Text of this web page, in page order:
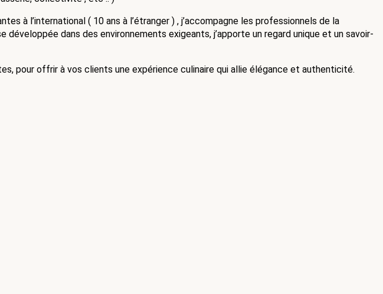
à l’international ( 10 ans à l’étranger ) , j’accompagne les professionnels de la
dans des environnements exigeants, j’apporte un regard unique et un savoir-
pour offrir à vos clients une expérience culinaire qui allie élégance et authenticité.